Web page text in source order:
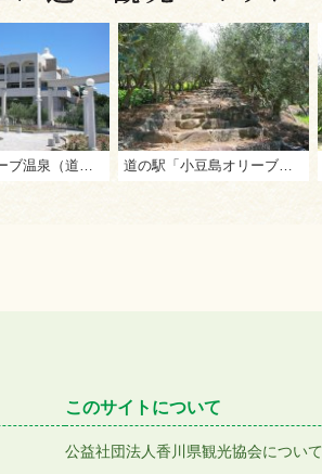
このサイトについて
公益社団法人香川県観光協会について